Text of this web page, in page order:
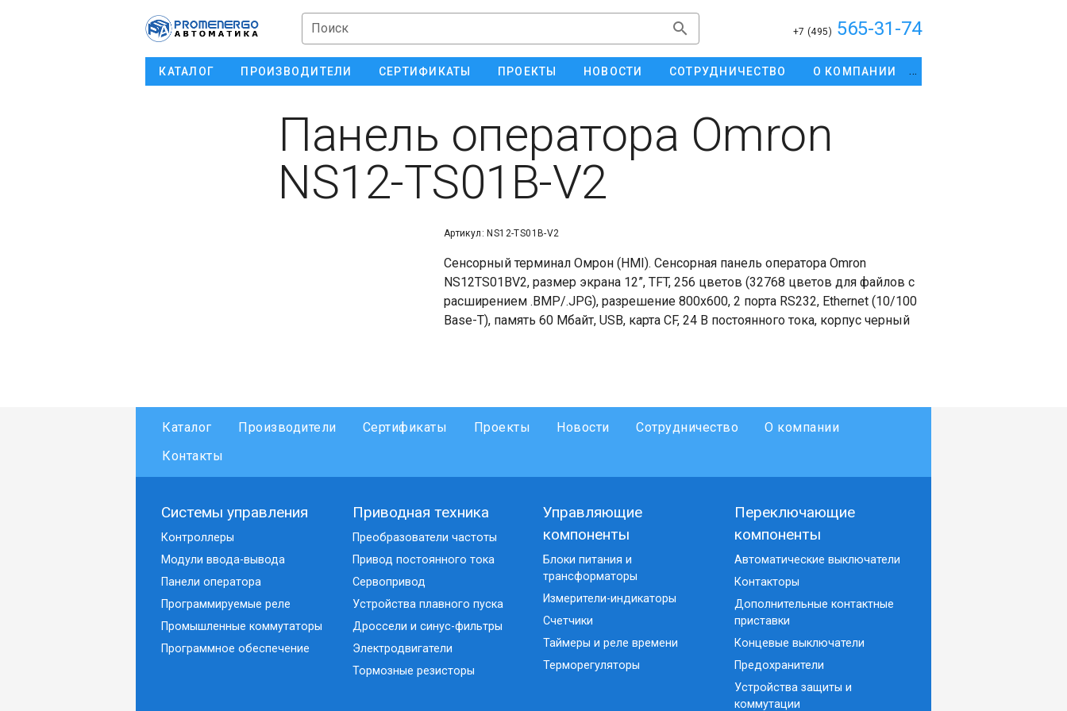
Поиск +7 (495) 565-31-74
КАТАЛОГ ПРОИЗВОДИТЕЛИ СЕРТИФИКАТЫ ПРОЕКТЫ НОВОСТИ СОТРУДНИЧЕСТВО О КОМПАНИИ
Панель оператора Omron
NS12-TS01B-V2
Артикул: NS12-TS01B-V2
Сенсорный терминал Омрон (HMI). Сенсорная панель оператора Omron
NS12TS01BV2, размер экрана 12”, TFT, 256 цветов (32768 цветов для файлов с
расширением .BMP/.JPG), разрешение 800x600, 2 порта RS232, Ethernet (10/100
Base-T), память 60 Mбайт, USB, карта CF, 24 В постоянного тока, корпус черный
Каталог Производители Сертификаты Проекты Новости Сотрудничество
О компании
Контакты
Системы управления
Контроллеры
Модули ввода-вывода
Панели оператора
Программируемые реле
Промышленные коммутаторы
Программное обеспечение
Приводная техника
Преобразователи частоты
Привод постоянного тока
Сервопривод
Устройства плавного пуска
Дроссели и синус-фильтры
Электродвигатели
Тормозные резисторы
Управляющие
компоненты
Блоки питания и
трансформаторы
Измерители-индикаторы
Счетчики
Таймеры и реле времени
Терморегуляторы
Переключающие
компоненты
Автоматические выключатели
Контакторы
Дополнительные контактные
приставки
Концевые выключатели
Предохранители
Устройства защиты и
коммутации